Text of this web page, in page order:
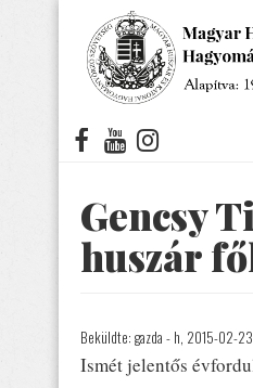
Gencsy
huszár
Beküldte: gazda - h, 2015-02-
Ismét jelentős